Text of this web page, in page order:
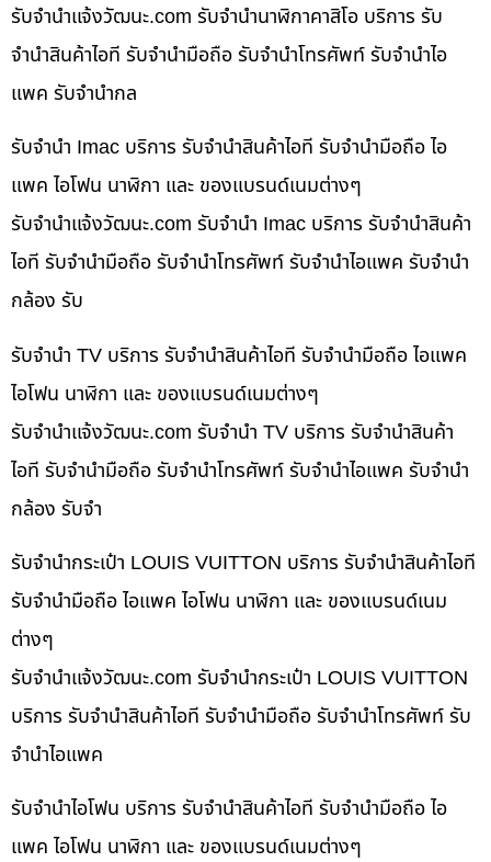
รับจํานําแจ้งวัฒนะ.com รับจำนำนาฬิกาคาสิโอ บริการ รับ
จำนำสินค้าไอที รับจำนำมือถือ รับจำนำโทรศัพท์ รับจำนำไอ
แพค รับจำนำกล
รับจำนำ Imac บริการ รับจำนำสินค้าไอที รับจำนำมือถือ ไอ
แพค ไอโฟน นาฬิกา และ ของแบรนด์เนมต่างๆ
รับจํานําแจ้งวัฒนะ.com รับจำนำ Imac บริการ รับจำนำสินค้า
ไอที รับจำนำมือถือ รับจำนำโทรศัพท์ รับจำนำไอแพค รับจำนำ
กล้อง รับ
รับจำนำ TV บริการ รับจำนำสินค้าไอที รับจำนำมือถือ ไอแพค
ไอโฟน นาฬิกา และ ของแบรนด์เนมต่างๆ
รับจํานําแจ้งวัฒนะ.com รับจำนำ TV บริการ รับจำนำสินค้า
ไอที รับจำนำมือถือ รับจำนำโทรศัพท์ รับจำนำไอแพค รับจำนำ
กล้อง รับจำ
รับจำนำกระเป๋า LOUIS VUITTON บริการ รับจำนำสินค้าไอที
รับจำนำมือถือ ไอแพค ไอโฟน นาฬิกา และ ของแบรนด์เนม
ต่างๆ
รับจํานําแจ้งวัฒนะ.com รับจำนำกระเป๋า LOUIS VUITTON
บริการ รับจำนำสินค้าไอที รับจำนำมือถือ รับจำนำโทรศัพท์ รับ
จำนำไอแพค
รับจำนำไอโฟน บริการ รับจำนำสินค้าไอที รับจำนำมือถือ ไอ
แพค ไอโฟน นาฬิกา และ ของแบรนด์เนมต่างๆ